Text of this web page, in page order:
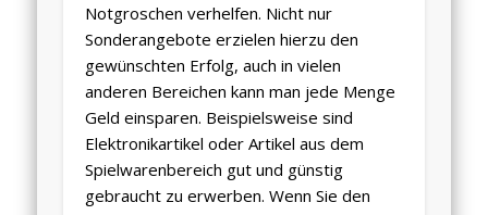
Notgroschen verhelfen. Nicht nur
Sonderangebote erzielen hierzu den
gewünschten Erfolg, auch in vielen
anderen Bereichen kann man jede Menge
Geld einsparen. Beispielsweise sind
Elektronikartikel oder Artikel aus dem
Spielwarenbereich gut und günstig
gebraucht zu erwerben. Wenn Sie den